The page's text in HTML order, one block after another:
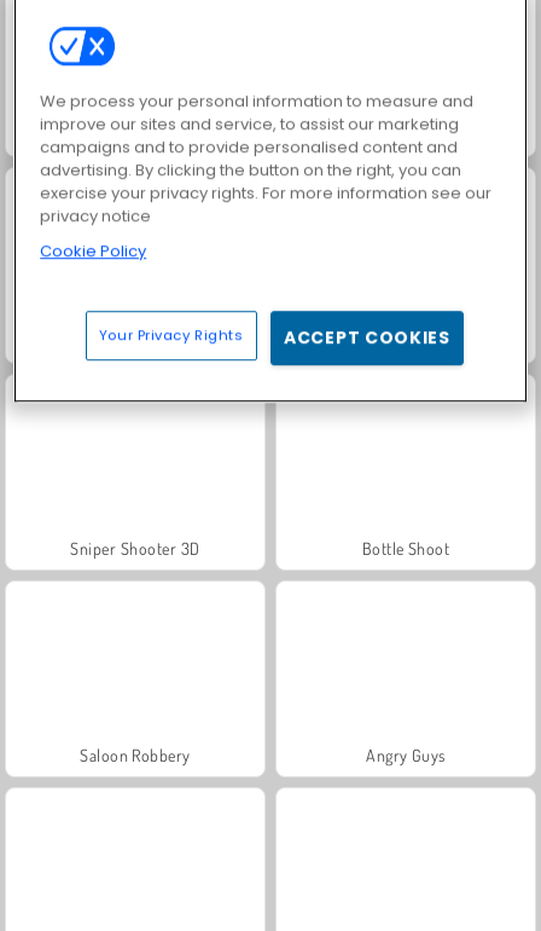
¡Vamos a pescar! Push.io
Crazy Axe Crowd Battle Gun Rush
Sniper Shooter 3D Bottle Shoot
Saloon Robbery Angry Guys
We process your personal information to measure and
improve our sites and service, to assist our marketing
campaigns and to provide personalised content and
advertising. By clicking the button on the right, you can
exercise your privacy rights. For more information see our
privacy notice
Cookie Policy
Your Privacy Rights ACCEPT COOKIES